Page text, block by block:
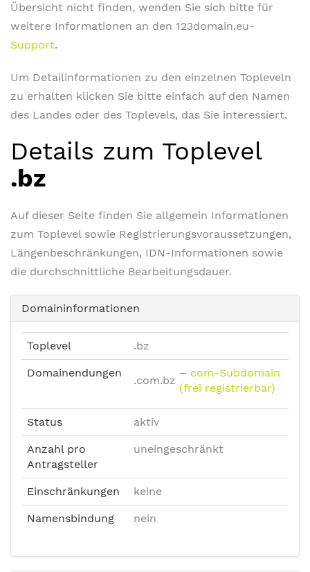
Übersicht nicht finden, wenden Sie sich bitte für
weitere Informationen an den 123domain.eu-
Support.
Um Detailinformationen zu den einzelnen Topleveln
zu erhalten klicken Sie bitte einfach auf den Namen
des Landes oder des Toplevels, das Sie interessiert.
Details zum Toplevel
.bz
Auf dieser Seite finden Sie allgemein Informationen
zum Toplevel sowie Registrierungsvoraussetzungen,
Längenbeschränkungen, IDN-Informationen sowie
die durchschnittliche Bearbeitungsdauer.
Domaininformationen
Toplevel .bz
Domainendungen
.com.bz
– com-Subdomain
(frei registrierbar)
Status aktiv
Anzahl pro
Antragsteller
uneingeschränkt
Einschränkungen keine
Namensbindung nein